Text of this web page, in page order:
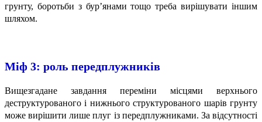
грунту, боротьби з бур’янами тощо треба вирішувати іншим
шляхом.
Міф 3: роль передплужників
Вищезгадане завдання переміни місцями верхнього
деструктурованого і нижнього структурованого шарів грунту
може вирішити лише плуг із передплужниками. За відсутності